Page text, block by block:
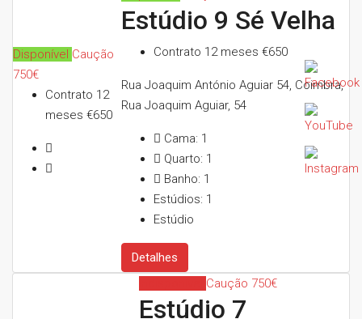
Disponível Caução
750€
Contrato 12
meses €650
Estúdio 9 Sé Velha
Contrato 12 meses €650
Rua Joaquim António Aguiar 54, Coimbra,
Rua Joaquim Aguiar, 54
Cama: 1
Quarto: 1
Banho: 1
Estúdios: 1
Estúdio
Detalhes
Caução 750€
Estúdio 7